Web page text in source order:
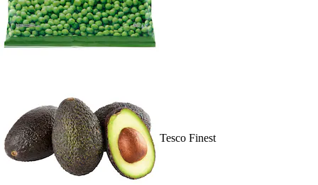
Tesco Finest